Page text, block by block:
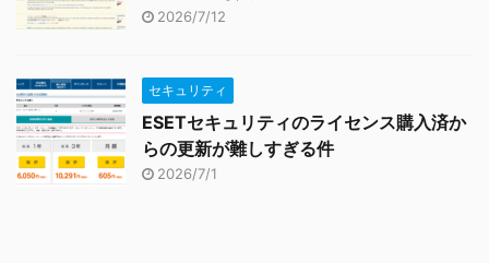
2026/7/12
セキュリティ
ESETセキュリティのライセンス購入済か
らの更新が難しすぎる件
2026/7/1